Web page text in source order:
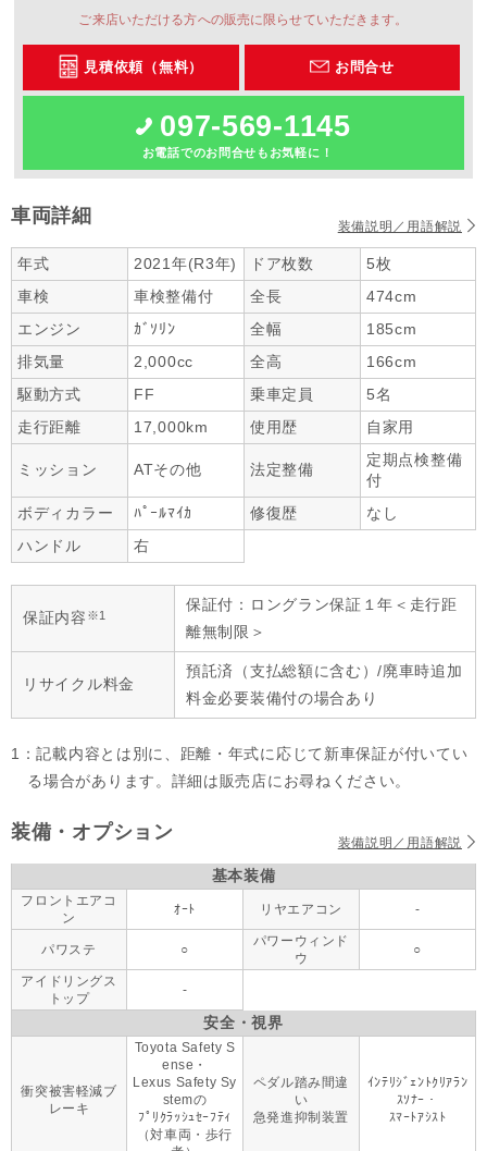
ご来店いただける方への販売に限らせていただきます。
見積依頼（無料） お問合せ
097-569-1145
お電話でのお問合せもお気軽に！
車両詳細 装備説明／用語解説
年式 2021年(R3年) ドア枚数
5枚
車検
車検整備付 全長
474cm
エンジン
ｶﾞｿﾘﾝ 全幅
185cm
排気量
2,000cc 全高
166cm
駆動方式
FF 乗車定員
5名
走行距離
17,000km 使用歴 自家用
ミッション ATその他 法定整備
定期点検整備
付
ボディカラー
ﾊﾟｰﾙﾏｲｶ 修復歴
なし
ハンドル
右
保証内容 ※1
保証付：ロングラン保証１年＜走行距
離無制限＞
リサイクル料金
預託済（支払総額に含む）/廃車時追加
料金必要装備付の場合あり
1：記載内容とは別に、距離・年式に応じて新車保証が付いてい
る場合があります。詳細は販売店にお尋ねください。
装備・オプション 装備説明／用語解説
基本装備
フロントエアコ
ン
ｵｰﾄ リヤエアコン -
パワステ ○
パワーウィンド
ウ
○
アイドリングス
トップ
-
安全・視界
衝突被害軽減ブ
レーキ
Toyota Safety S
ense・
Lexus Safety Sy
stemの
ﾌﾟﾘｸﾗｯｼｭｾｰﾌﾃｨ
（対車両・歩行
ペダル踏み間違
い
急発進抑制装置
ｲﾝﾃﾘｼﾞｪﾝﾄｸﾘｱﾗﾝ
ｽｿﾅｰ・
ｽﾏｰﾄｱｼｽﾄ